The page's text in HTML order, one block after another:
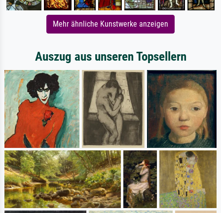
Mehr ähnliche Kunstwerke anzeigen
Auszug aus unseren Topsellern